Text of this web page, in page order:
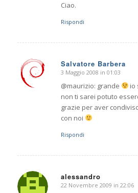
Ciao.
Rispondi
Salvatore Barbera
dice:
3 Maggio 2008 in 01:03
@maurizio: grande
io
non ti sarei potuto
grazie per aver
con noi
Rispondi
alessandro
dice:
22 Novembre 2009 in 22:06